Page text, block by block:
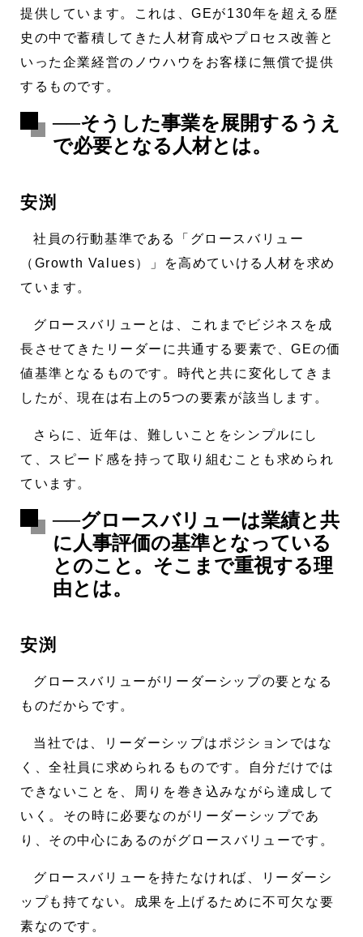
提供しています。これは、GEが130年を超える歴
史の中で蓄積してきた人材育成やプロセス改善と
いった企業経営のノウハウをお客様に無償で提供
するものです。
──そうした事業を展開するうえ
で必要となる人材とは。
安渕
社員の行動基準である「グロースバリュー
（Growth Values）」を高めていける人材を求め
ています。
グロースバリューとは、これまでビジネスを成
長させてきたリーダーに共通する要素で、GEの価
値基準となるものです。時代と共に変化してきま
したが、現在は右上の5つの要素が該当します。
さらに、近年は、難しいことをシンプルにし
て、スピード感を持って取り組むことも求められ
ています。
──グロースバリューは業績と共
に人事評価の基準となっている
とのこと。そこまで重視する理
由とは。
安渕
グロースバリューがリーダーシップの要となる
ものだからです。
当社では、リーダーシップはポジションではな
く、全社員に求められるものです。自分だけでは
できないことを、周りを巻き込みながら達成して
いく。その時に必要なのがリーダーシップであ
り、その中心にあるのがグロースバリューです。
グロースバリューを持たなければ、リーダーシ
ップも持てない。成果を上げるために不可欠な要
素なのです。